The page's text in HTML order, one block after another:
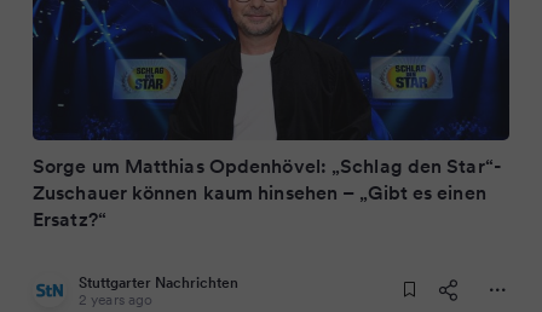
Sorge um Matthias Opdenhövel: „Schlag den Star“-
Zuschauer können kaum hinsehen – „Gibt es einen
Ersatz?“
Stuttgarter Nachrichten
2 years ago